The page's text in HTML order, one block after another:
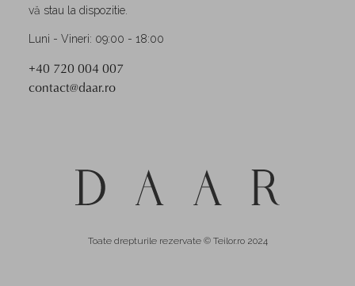
vă stau la dispozitie.
Luni - Vineri: 09:00 - 18:00
+40 720 004 007
contact@daar.ro
Toate drepturile rezervate © Teilor.ro 2024